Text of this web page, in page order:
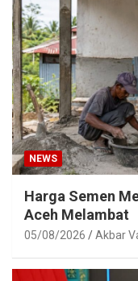
NEWS
Harga Semen
Aceh Melambat
05/08/2026 Akbar